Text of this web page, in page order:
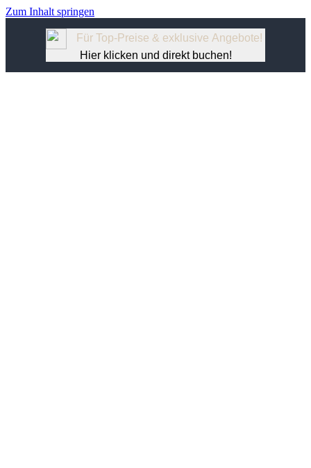
Zum Inhalt springen
Für Top-Preise & exklusive Angebote!
Hier klicken und direkt buchen!